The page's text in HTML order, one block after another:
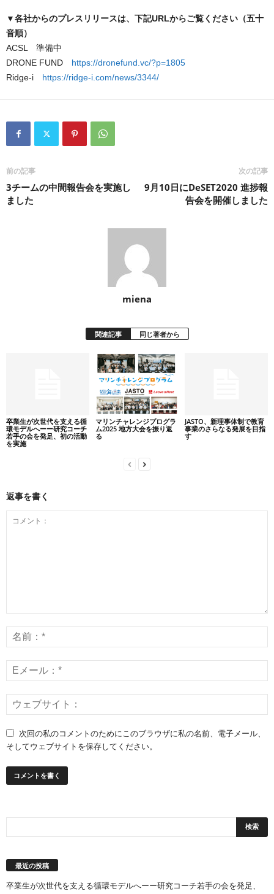
▼各社からのプレスリリースは、下記URLからご覧ください（五十
音順）
ACSL 準備中
DRONE FUND https://dronefund.vc/?p=1805
Ridge-i https://ridge-i.com/news/3344/
前の記事
3チームの中間報告会を実施し
ました
次の記事
9月10日にDeSET2020 進捗報
告会を開催しました
miena
関連記事 同じ著者から
卒業生が次世代を支える循
環モデルへーー研究コーチ
若手の会を発足、初の活動
を実施
マリンチャレンジプログラ
ム2025 地方大会を振り返
る
JASTO、新理事体制で教育
事業のさらなる発展を目指
す
返事を書く
次回の私のコメントのためにこのブラウザに私の名前、電子メール、
そしてウェブサイトを保存してください。
最近の投稿
卒業生が次世代を支える循環モデルへーー研究コーチ若手の会を発足、